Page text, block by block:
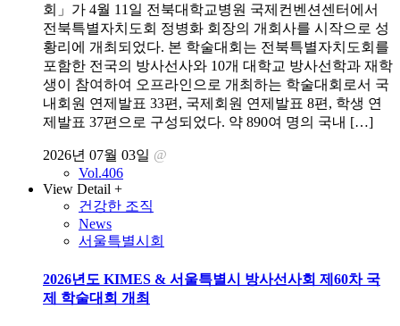
회」가 4월 11일 전북대학교병원 국제컨벤션센터에서
전북특별자치도회 정병화 회장의 개회사를 시작으로 성
황리에 개최되었다. 본 학술대회는 전북특별자치도회를
포함한 전국의 방사선사와 10개 대학교 방사선학과 재학
생이 참여하여 오프라인으로 개최하는 학술대회로서 국
내회원 연제발표 33편, 국제회원 연제발표 8편, 학생 연
제발표 37편으로 구성되었다. 약 890여 명의 국내 […]
2026년 07월 03일 @
Vol.406
View Detail +
건강한 조직
News
서울특별시회
2026년도 KIMES & 서울특별시 방사선사회 제60차 국
제 학술대회 개최